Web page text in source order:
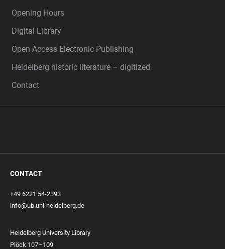
Opening Hours
Digital Library
Open Access Electronic Publishing
Heidelberg historic literature – digitized
Contact
CONTACT
+49 6221 54-2393
info@ub.uni-heidelberg.de
Heidelberg University Library
Plöck 107–109